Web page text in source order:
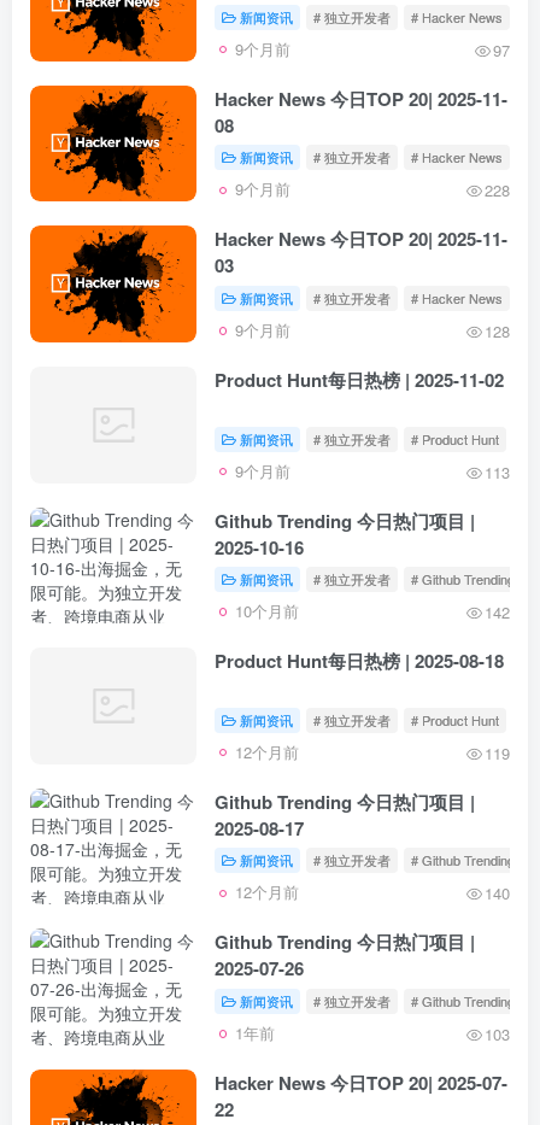
新闻资讯 # 独立开发者 # Hacker News
9个月前 97
Hacker News 今日TOP 20| 2025-11-
08
新闻资讯 # 独立开发者 # Hacker News
9个月前 228
Hacker News 今日TOP 20| 2025-11-
03
新闻资讯 # 独立开发者 # Hacker News
9个月前 128
Product Hunt每日热榜 | 2025-11-02
新闻资讯 # 独立开发者 # Product Hunt
9个月前 113
Github Trending 今日热门项目 |
2025-10-16
新闻资讯 # 独立开发者 # Github Trending
10个月前 142
Product Hunt每日热榜 | 2025-08-18
新闻资讯 # 独立开发者 # Product Hunt
12个月前 119
Github Trending 今日热门项目 |
2025-08-17
新闻资讯 # 独立开发者 # Github Trending
12个月前 140
Github Trending 今日热门项目 |
2025-07-26
新闻资讯 # 独立开发者 # Github Trending
1年前 103
Hacker News 今日TOP 20| 2025-07-
22